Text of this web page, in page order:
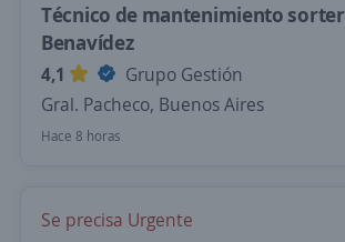
Técnico de mantenimiento sorter
Benavídez
4,1
Grupo Gestión
Gral. Pacheco, Buenos Aires
Hace 8 horas
Se precisa Urgente